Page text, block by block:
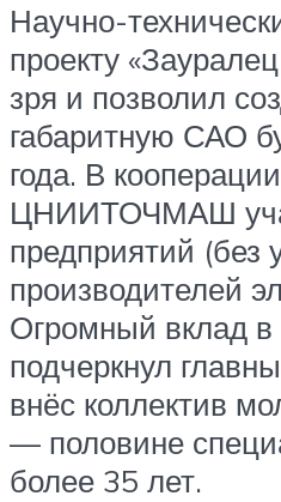
Научно-
проекту
зря и позволил
габаритную САО
года. В
ЦНИИТОЧМАШ
предприятий (без
производителей
Огромный вклад в
подчеркнул
внёс коллектив
— половине
более 35 лет.